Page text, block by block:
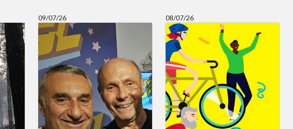
09/07/26 08/07/26